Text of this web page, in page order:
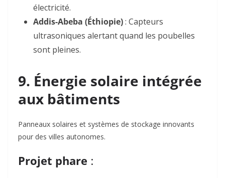
électricité.
Addis-Abeba (Éthiopie): Capteurs
ultrasoniques alertant quand les poubelles
sont pleines.
9. Énergie solaire intégrée
aux bâtiments
Panneaux solaires et systèmes de stockage innovants
pour des villes autonomes.
Projet phare :